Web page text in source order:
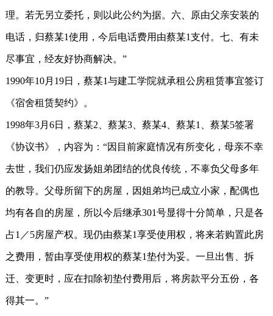
理。若无另立委托，则以此公约为据。六、原由父亲安装的
电话，归蔡某1使用，今后电话费用由蔡某1支付。七、有未
尽事宜，经友好协商解决。”
1990年10月19日，蔡某1与建工学院就承租公房租赁事宜签订
《宿舍租赁契约》。
1998年3月6日，蔡某2、蔡某3、蔡某4、蔡某1、蔡某5签署
《协议书》，内容为：“因目前家庭情况有所变化，母亲不幸
去世，我们仍应发扬姐弟团结的优良传统，不辜负父母多年
的教导。父母所留下的房屋，因姐弟均已成立小家，配偶也
均有各自的房屋，所以今后继承301号显得十分简单，只是各
占1／5房屋产权。现仍由蔡某1享受使用权，将来若购置此房
之费用，暂由享受使用权的蔡某1垫付为妥。一旦出售、拆
迁、变更时，应在扣除初垫付费用后，将房款平分五份，各
得其一。”